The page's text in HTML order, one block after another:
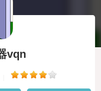
vqn